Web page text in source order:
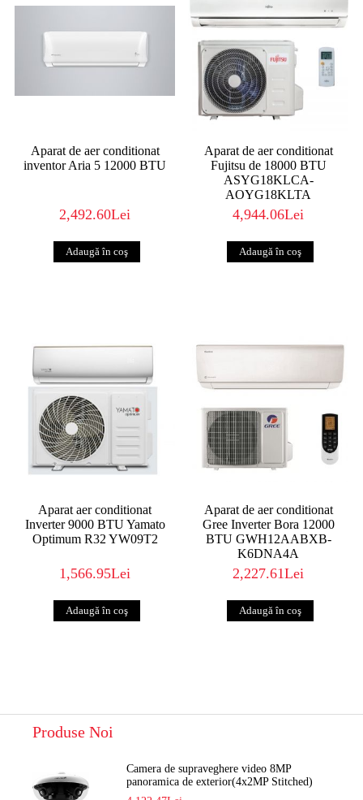
Aparat de aer conditionat
inventor Aria 5 12000 BTU
2,492.60Lei
Aparat de aer conditionat
Fujitsu de 18000 BTU
ASYG18KLCA-
AOYG18KLTA
4,944.06Lei
Aparat aer conditionat
Inverter 9000 BTU Yamato
Optimum R32 YW09T2
1,566.95Lei
Aparat de aer conditionat
Gree Inverter Bora 12000
BTU GWH12AABXB-
K6DNA4A
2,227.61Lei
Produse Noi
Camera de supraveghere video 8MP
panoramica de exterior(4x2MP Stitched)
Navaio NGC-7482PR